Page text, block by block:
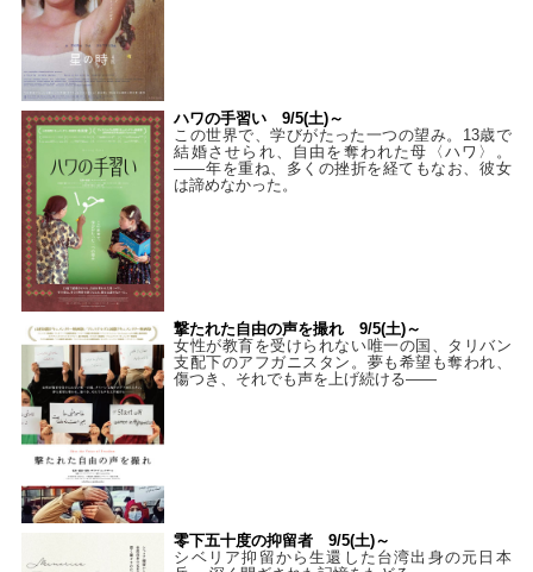
ハワの手習い 9/5(土)～
この世界で、学びがたった一つの望み。13歳で
結婚させられ、自由を奪われた母〈ハワ〉。
——年を重ね、多くの挫折を経てもなお、彼女
は諦めなかった。
撃たれた自由の声を撮れ 9/5(土)～
女性が教育を受けられない唯一の国、タリバン
支配下のアフガニスタン。夢も希望も奪われ、
傷つき、それでも声を上げ続ける——
零下五十度の抑留者 9/5(土)～
シベリア抑留から生還した台湾出身の元日本